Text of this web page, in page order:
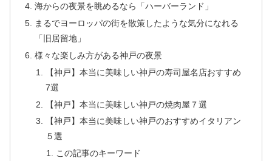
海からの夜景を眺めるなら「ハーバーランド」
まるでヨーロッパの街を散策したような気分になれる
「旧居留地」
様々な楽しみ方がある神戸の夜景
【神戸】本当に美味しい神戸の寿司屋名店おすすめ
7選
【神戸】本当に美味しい神戸の焼肉屋７選
【神戸】本当に美味しい神戸のおすすめイタリアン
５選
この記事のキーワード